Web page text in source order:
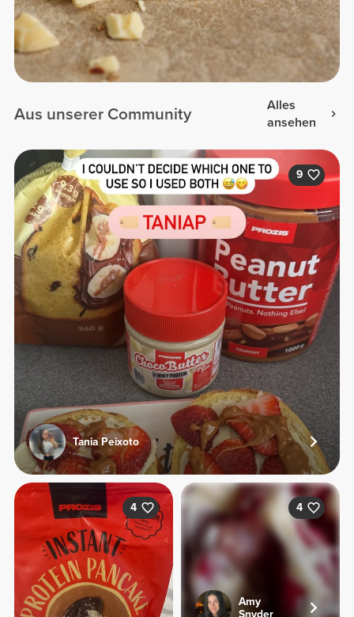
Aus unserer Community
Alles
ansehen
9
Tania Peixoto
4 4
Amy